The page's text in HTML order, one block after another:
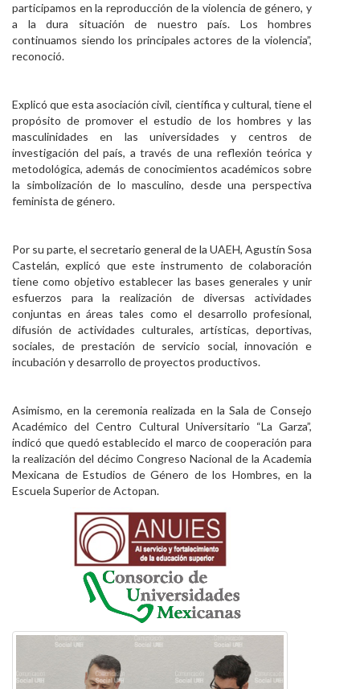
participamos en la reproducción de la violencia de género, y
a la dura situación de nuestro país. Los hombres
continuamos siendo los principales actores de la violencia”,
reconoció.
Explicó que esta asociación civil, científica y cultural, tiene el
propósito de promover el estudio de los hombres y las
masculinidades en las universidades y centros de
investigación del país, a través de una reflexión teórica y
metodológica, además de conocimientos académicos sobre
la simbolización de lo masculino, desde una perspectiva
feminista de género.
Por su parte, el secretario general de la UAEH, Agustín Sosa
Castelán, explicó que este instrumento de colaboración
tiene como objetivo establecer las bases generales y unir
esfuerzos para la realización de diversas actividades
conjuntas en áreas tales como el desarrollo profesional,
difusión de actividades culturales, artísticas, deportivas,
sociales, de prestación de servicio social, innovación e
incubación y desarrollo de proyectos productivos.
Asimismo, en la ceremonia realizada en la Sala de Consejo
Académico del Centro Cultural Universitario “La Garza”,
indicó que quedó establecido el marco de cooperación para
la realización del décimo Congreso Nacional de la Academia
Mexicana de Estudios de Género de los Hombres, en la
Escuela Superior de Actopan.